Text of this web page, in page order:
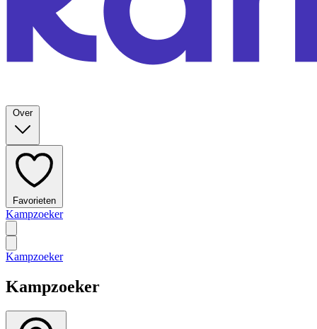
Over
Favorieten
Kampzoeker
Kampzoeker
Kampzoeker